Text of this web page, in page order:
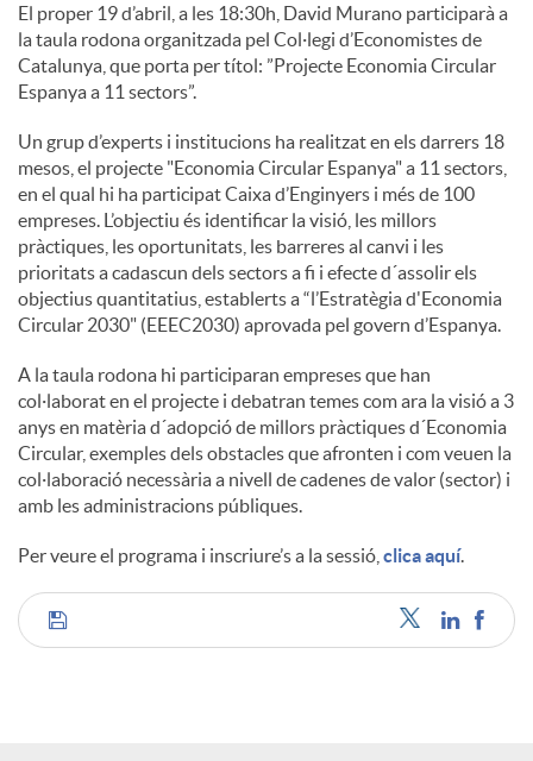
l
s
El proper 19 d’abril, a les 18:30h, David Murano participarà a
la taula rodona organitzada pel Col·legi d’Economistes de
Catalunya, que porta per títol: ”Projecte Economia Circular
Espanya a 11 sectors”.
Un grup d’experts i institucions ha realitzat en els darrers 18
mesos, el projecte "Economia Circular Espanya" a 11 sectors,
en el qual hi ha participat Caixa d’Enginyers i més de 100
empreses. L’objectiu és identificar la visió, les millors
pràctiques, les oportunitats, les barreres al canvi i les
prioritats a cadascun dels sectors a fi i efecte d´assolir els
objectius quantitatius, establerts a “l’Estratègia d'Economia
Circular 2030" (EEEC2030) aprovada pel govern d’Espanya.
A la taula rodona hi participaran empreses que han
col·laborat en el projecte i debatran temes com ara la visió a 3
anys en matèria d´adopció de millors pràctiques d´Economia
Circular, exemples dels obstacles que afronten i com veuen la
col·laboració necessària a nivell de cadenes de valor (sector) i
amb les administracions públiques.
Per veure el programa i inscriure’s a la sessió, clica aquí.
C